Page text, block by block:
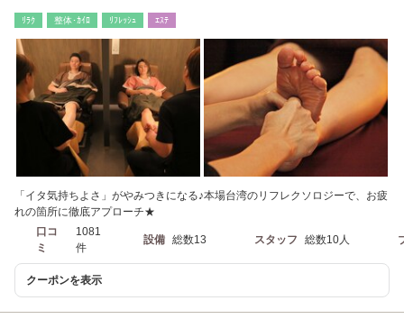
ﾘﾗｸ 整体･ｶｲﾛ ﾘﾌﾚｯｼｭ ｴｽﾃ
「イタ気持ちよさ」がやみつきになる♪本場台湾のリフレクソロジーで、お疲
れの箇所に徹底アプローチ★
口コ
ミ
1081
件
設備 総数13 スタッフ 総数10人
クーポンを表示